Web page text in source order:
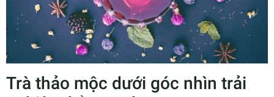
Trà thảo mộc dưới góc nhìn trải